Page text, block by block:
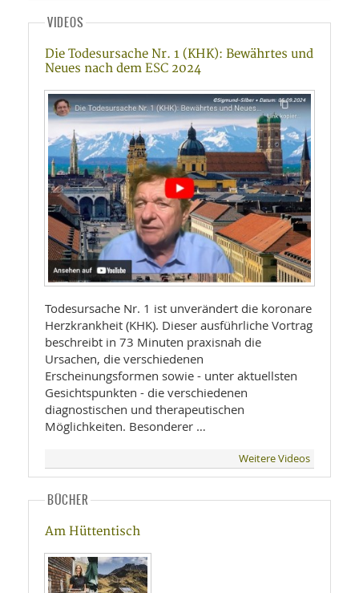
VIDEOS
Die Todesursache Nr. 1 (KHK): Bewährtes und
Neues nach dem ESC 2024
Todesursache Nr. 1 ist unverändert die koronare
Herzkrankheit (KHK). Dieser ausführliche Vortrag
beschreibt in 73 Minuten praxisnah die
Ursachen, die verschiedenen
Erscheinungsformen sowie - unter aktuellsten
Gesichtspunkten - die verschiedenen
diagnostischen und therapeutischen
Möglichkeiten. Besonderer …
Weitere Videos
BÜCHER
Am Hüttentisch